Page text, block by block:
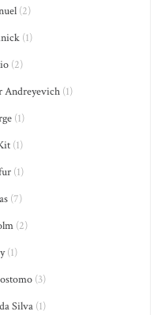
(2)
(1)
(2)
Andreyevich(1)
(1)
(1)
(1)
(7)
(2)
(1)
(3)
Silva (1)